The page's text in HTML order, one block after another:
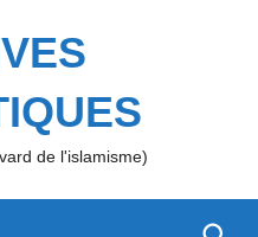
de l'islamisme)